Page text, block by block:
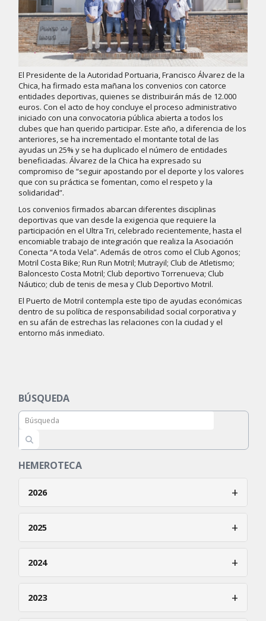
El Presidente de la Autoridad Portuaria, Francisco Álvarez de la
Chica, ha firmado esta mañana los convenios con catorce
entidades deportivas, quienes se distribuirán más de 12.000
euros. Con el acto de hoy concluye el proceso administrativo
iniciado con una convocatoria pública abierta a todos los
clubes que han querido participar. Este año, a diferencia de los
anteriores, se ha incrementado el montante total de las
ayudas un 25% y se ha duplicado el número de entidades
beneficiadas. Álvarez de la Chica ha expresado su
compromiso de “seguir apostando por el deporte y los valores
que con su práctica se fomentan, como el respeto y la
solidaridad”.
Los convenios firmados abarcan diferentes disciplinas
deportivas que van desde la exigencia que requiere la
participación en el Ultra Tri, celebrado recientemente, hasta el
encomiable trabajo de integración que realiza la Asociación
Conecta “A toda Vela”. Además de otros como el Club Agonos;
Motril Costa Bike; Run Run Motril; Mutrayil; Club de Atletismo;
Baloncesto Costa Motril; Club deportivo Torrenueva; Club
Náutico; club de tenis de mesa y Club Deportivo Motril.
El Puerto de Motril contempla este tipo de ayudas económicas
dentro de su política de responsabilidad social corporativa y
en su afán de estrechas las relaciones con la ciudad y el
entorno más inmediato.
BÚSQUEDA
HEMEROTECA
2026 +
Febrero
Marzo
Abril
2025 +
Febrero
Marzo
2024 +
Febrero
2023 +